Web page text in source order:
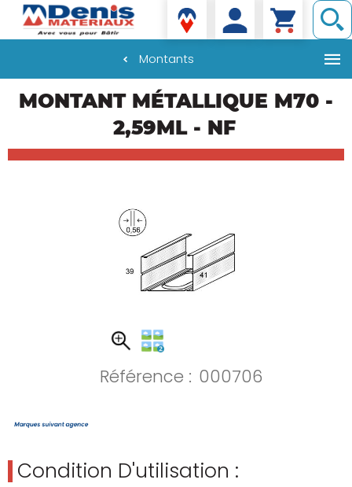
Denis matériaux
Montants
MONTANT MÉTALLIQUE M70 -
2,59ML - NF
Référence : 000706
Condition D'utilisation :